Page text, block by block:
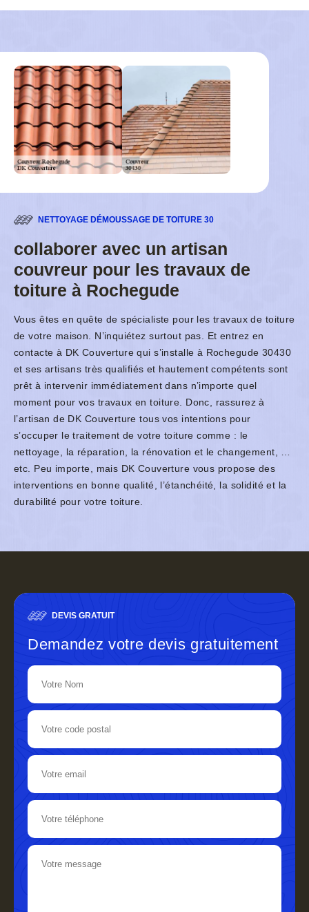
NETTOYAGE DÉMOUSSAGE DE TOITURE 30
collaborer avec un artisan
couvreur pour les travaux de
toiture à Rochegude
Vous êtes en quête de spécialiste pour les travaux de toiture
de votre maison. N’inquiétez surtout pas. Et entrez en
contacte à DK Couverture qui s’installe à Rochegude 30430
et ses artisans très qualifiés et hautement compétents sont
prêt à intervenir immédiatement dans n’importe quel
moment pour vos travaux en toiture. Donc, rassurez à
l’artisan de DK Couverture tous vos intentions pour
s’occuper le traitement de votre toiture comme : le
nettoyage, la réparation, la rénovation et le changement, …
etc. Peu importe, mais DK Couverture vous propose des
interventions en bonne qualité, l’étanchéité, la solidité et la
durabilité pour votre toiture.
DEVIS GRATUIT
Demandez votre devis gratuitement